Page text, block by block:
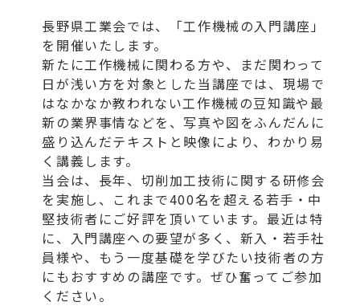
長野県工業会では、「工作機械の入門講座」
を開催いたします。
新たに工作機械に関わる方や、まだ関わって
日が浅い方を対象とした当講座では、現場で
はなかなか教われない工作機械の豆知識や最
新の業界事情などを、写真や図をふんだんに
盛り込んだテキストと映像により、わかり易
く講義します。
当会は、長年、切削加工技術に関する研修会
を実施し、これまで400名を超える若手・中
堅技術者にご好評を頂いています。最近は特
に、入門講座への要望が多く、新入・若手社
員様や、もう一度基礎を学びたい技術者の方
にもおすすめの講座です。ぜひ奮ってご参加
ください。